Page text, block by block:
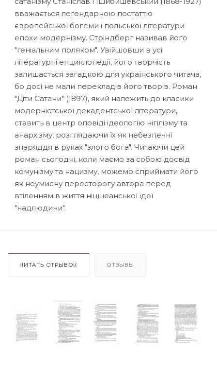
вважається леґендарною постаттю
європейської богеми і польської літератури
епохи модернізму. Стріндберґ називав його
"ґеніальним поляком". Увійшовши в усі
літературні енциклопедії, його творчість
залишається загадкою для українського читача,
бо досі не мали перекладів його творів. Роман
"Діти Сатани" (1897), який належить до класики
модерністської декадентської літератури,
ставить в центр оповіді ідеологію нігілізму та
анархізму, розглядаючи їх як небезпечні
знаряддя в руках "злого бога". Читаючи цей
роман сьогодні, коли маємо за собою досвід
комунізму та нацизму, можемо сприймати його
як неумисну пересторогу автора перед
втіленням в життя ніцшеанської ідеї
"надлюдини".
ЧИТАТЬ ОТРЫВОК ОТЗЫВЫ